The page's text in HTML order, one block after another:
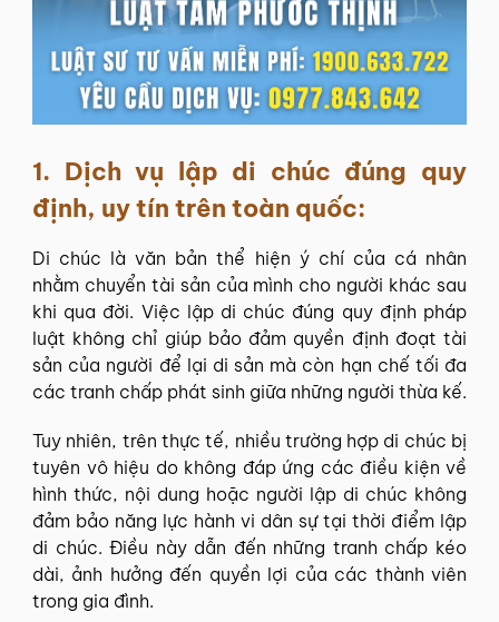
1. Dịch vụ lập di chúc đúng quy
định, uy tín trên toàn quốc:
Di chúc là văn bản thể hiện ý chí của cá nhân
nhằm chuyển tài sản của mình cho người khác sau
khi qua đời. Việc lập di chúc đúng quy định pháp
luật không chỉ giúp bảo đảm quyền định đoạt tài
sản của người để lại di sản mà còn hạn chế tối đa
các tranh chấp phát sinh giữa những người thừa kế.
Tuy nhiên, trên thực tế, nhiều trường hợp di chúc bị
tuyên vô hiệu do không đáp ứng các điều kiện về
hình thức, nội dung hoặc người lập di chúc không
đảm bảo năng lực hành vi dân sự tại thời điểm lập
di chúc. Điều này dẫn đến những tranh chấp kéo
dài, ảnh hưởng đến quyền lợi của các thành viên
trong gia đình.